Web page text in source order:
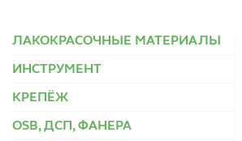
ЛАКОКРАСОЧНЫЕ МАТЕРИАЛЫ
ИНСТРУМЕНТ
КРЕПЁЖ
OSB, ДСП, ФАНЕРА